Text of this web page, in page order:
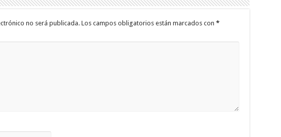
no será publicada. Los campos obligatorios están marcados con *